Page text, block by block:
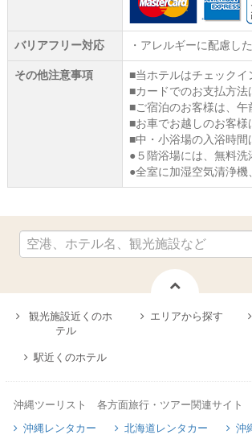
バリアフリー対応 ・アレルギーに配慮し
その他注意事項
■当ホテルはチェック
■カードでのお支払方
■ご宿泊のお客様は、
■お車でお越しのお客
■中・小浴場の入浴時
●５階浴場には、無料
●全室に加湿空気清浄
観光施設近くのホ
テル
エリアから探す
駅近くのホテル
沖縄ツーリスト 各方面旅行・ツアー関連サイト
沖縄レンタカー
北海道レンタカー 沖